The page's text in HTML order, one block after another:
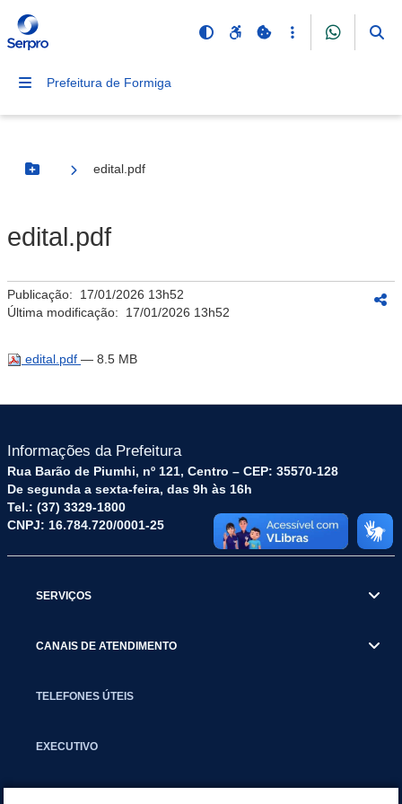
Prefeitura de Formiga
Botão Menu
edital.pdf
edital.pdf
Publicação: 17/01/2026 13h52
Última modificação: 17/01/2026 13h52
edital.pdf — 8.5 MB
Informações da Prefeitura
Rua Barão de Piumhi, nº 121, Centro – CEP: 35570-128
De segunda a sexta-feira, das 9h às 16h
Tel.: (37) 3329-1800
CNPJ: 16.784.720/0001-25
SERVIÇOS
CANAIS DE ATENDIMENTO
TELEFONES ÚTEIS
EXECUTIVO